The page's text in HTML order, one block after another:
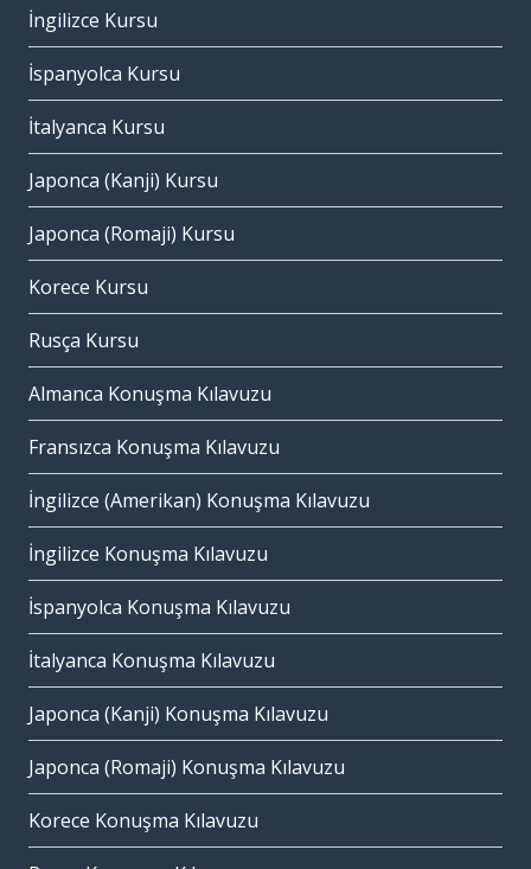
İngilizce Kursu
İspanyolca Kursu
İtalyanca Kursu
Japonca (Kanji) Kursu
Japonca (Romaji) Kursu
Korece Kursu
Rusça Kursu
Almanca Konuşma Kılavuzu
Fransızca Konuşma Kılavuzu
İngilizce (Amerikan) Konuşma Kılavuzu
İngilizce Konuşma Kılavuzu
İspanyolca Konuşma Kılavuzu
İtalyanca Konuşma Kılavuzu
Japonca (Kanji) Konuşma Kılavuzu
Japonca (Romaji) Konuşma Kılavuzu
Korece Konuşma Kılavuzu